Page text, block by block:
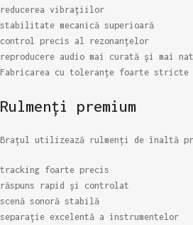
reducerea vibrațiilor
stabilitate mecanică superioară
control precis al rezonanțelor
reproducere audio mai curată și mai
Fabricarea cu toleranțe foarte stricte
Rulmenți premium
Brațul utilizează rulmenți de înaltă
tracking foarte precis
răspuns rapid și controlat
scenă sonoră stabilă
separație excelentă a instrumentelor